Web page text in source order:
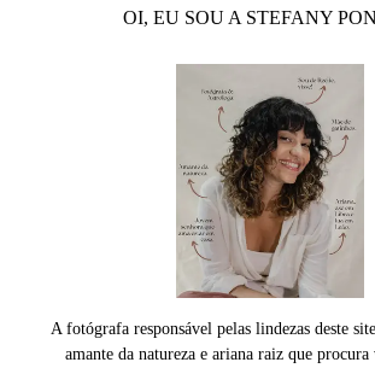
OI, EU SOU A STEFANY
A fotógrafa responsável pelas lindezas deste
amante da natureza e ariana raiz que